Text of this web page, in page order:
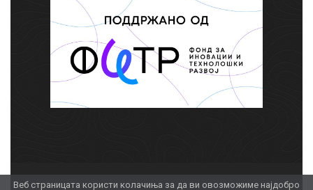
Веб страницата користи колачиња за да ви овозможиме најдобро